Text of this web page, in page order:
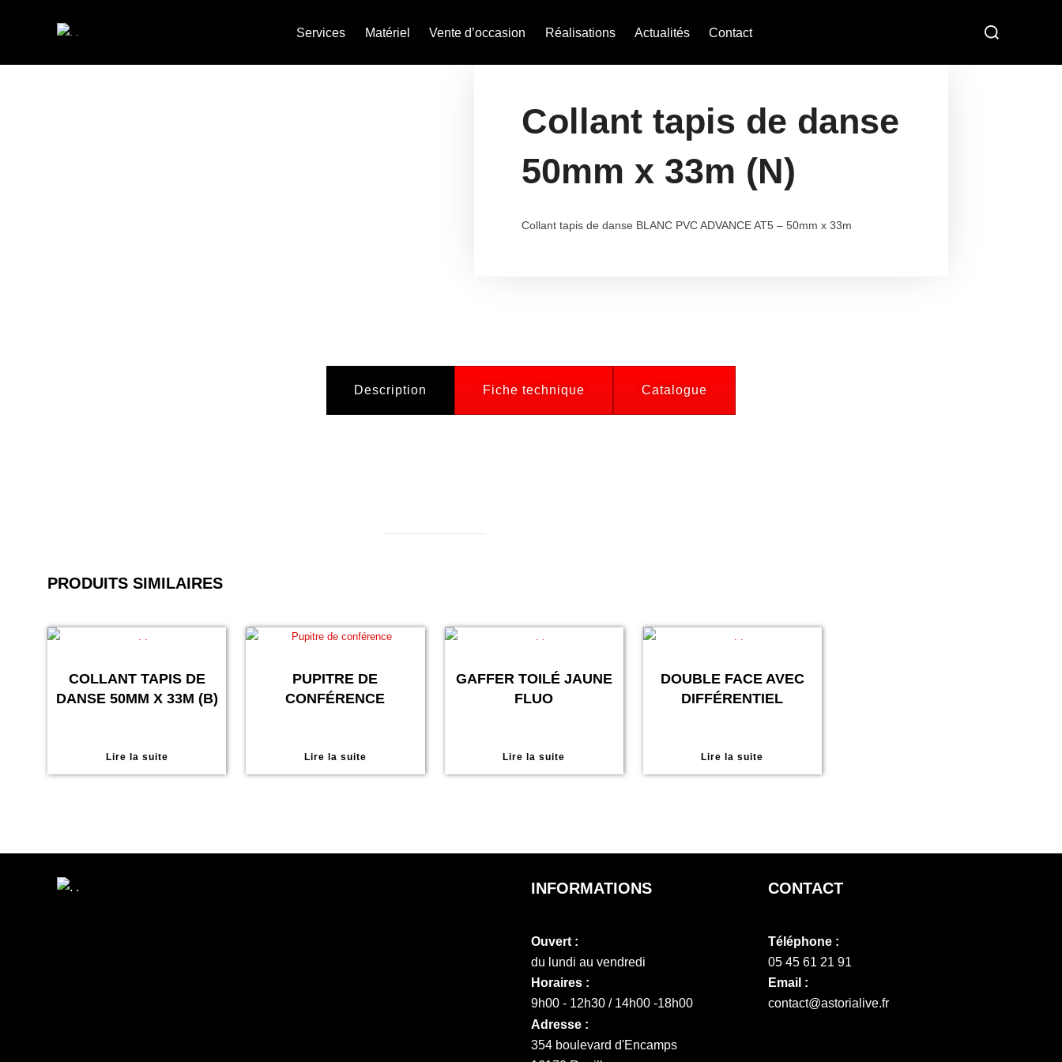
Services Matériel Vente d’occasion Réalisations Actualités Contact
Collant tapis de danse
50mm x 33m (N)
Collant tapis de danse BLANC PVC ADVANCE AT5 – 50mm x 33m
Description Fiche technique Catalogue
PRODUITS SIMILAIRES
COLLANT TAPIS DE
DANSE 50MM X 33M (B)
Lire la suite
PUPITRE DE
CONFÉRENCE
Lire la suite
GAFFER TOILÉ JAUNE
FLUO
Lire la suite
DOUBLE FACE AVEC
DIFFÉRENTIEL
Lire la suite
INFORMATIONS
Ouvert :
du lundi au vendredi
Horaires :
9h00 - 12h30 / 14h00 -18h00
Adresse :
354 boulevard d'Encamps
CONTACT
Téléphone :
05 45 61 21 91
Email :
contact@astorialive.fr